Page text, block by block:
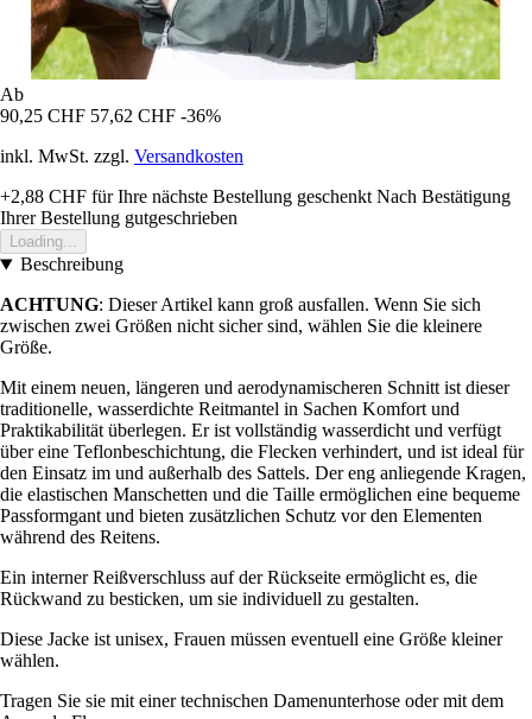
Ab
90,25 CHF 57,62 CHF -36%
inkl. MwSt. zzgl. Versandkosten
+2,88 CHF für Ihre nächste Bestellung geschenkt Nach Bestätigung
Ihrer Bestellung gutgeschrieben
Loading...
Beschreibung
ACHTUNG: Dieser Artikel kann groß ausfallen. Wenn Sie sich
zwischen zwei Größen nicht sicher sind, wählen Sie die kleinere
Größe.
Mit einem neuen, längeren und aerodynamischeren Schnitt ist dieser
traditionelle, wasserdichte Reitmantel in Sachen Komfort und
Praktikabilität überlegen. Er ist vollständig wasserdicht und verfügt
über eine Teflonbeschichtung, die Flecken verhindert, und ist ideal für
den Einsatz im und außerhalb des Sattels. Der eng anliegende Kragen,
die elastischen Manschetten und die Taille ermöglichen eine bequeme
Passformgant und bieten zusätzlichen Schutz vor den Elementen
während des Reitens.
Ein interner Reißverschluss auf der Rückseite ermöglicht es, die
Rückwand zu besticken, um sie individuell zu gestalten.
Diese Jacke ist unisex, Frauen müssen eventuell eine Größe kleiner
wählen.
Tragen Sie sie mit einer technischen Damenunterhose oder mit dem